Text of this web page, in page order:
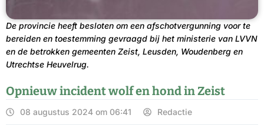
De provincie heeft besloten om een afschotvergunning voor te
bereiden en toestemming gevraagd bij het ministerie van LVVN
en de betrokken gemeenten Zeist, Leusden, Woudenberg en
Utrechtse Heuvelrug.
Opnieuw incident wolf en hond in Zeist
08 augustus 2024 om 06:41 Redactie